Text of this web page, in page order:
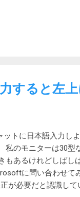
てくる感じです。 や
観光地が多いです。
口は少ないから感
地・通学地による人
きます。 死亡者数
みました。 感染者
ラフに変更してみま
とは無関係に減少中
すると左
ットに日本語入力し
私のモニターは30
もあるけれどしば
に問い合わせて
が必要だと認識し